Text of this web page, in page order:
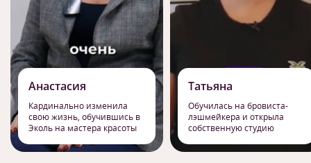
Анастасия
Кардинально изменила
свою жизнь, обучившись в
Эколь на мастера красоты
Татьяна
Обучилась на бровиста-
лэшмейкера и открыла
собственную студию